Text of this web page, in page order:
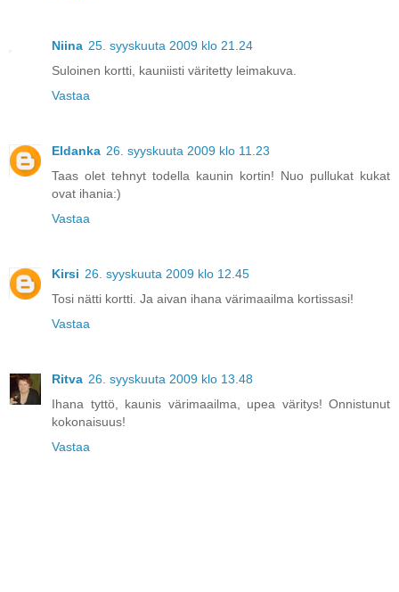
Niina 25. syyskuuta 2009 klo 21.24
Suloinen kortti, kauniisti väritetty leimakuva.
Vastaa
Eldanka 26. syyskuuta 2009 klo 11.23
Taas olet tehnyt todella kaunin kortin! Nuo pullukat kukat
ovat ihania:)
Vastaa
Kirsi 26. syyskuuta 2009 klo 12.45
Tosi nätti kortti. Ja aivan ihana värimaailma kortissasi!
Vastaa
Ritva 26. syyskuuta 2009 klo 13.48
Ihana tyttö, kaunis värimaailma, upea väritys! Onnistunut
kokonaisuus!
Vastaa